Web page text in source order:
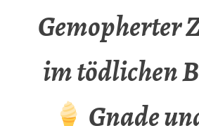
Gemopherter
im tödlichen
Gnade